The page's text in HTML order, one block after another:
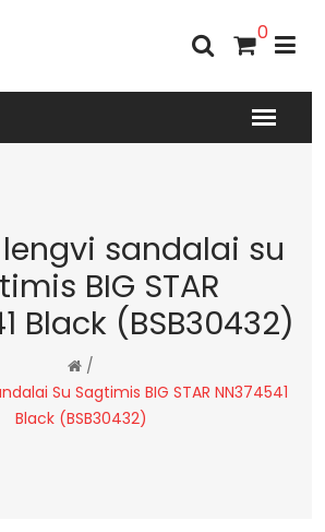
0
sandalai su
BIG STAR
Black (BSB30432)
/
Su Sagtimis BIG STAR NN374541
Black (BSB30432)